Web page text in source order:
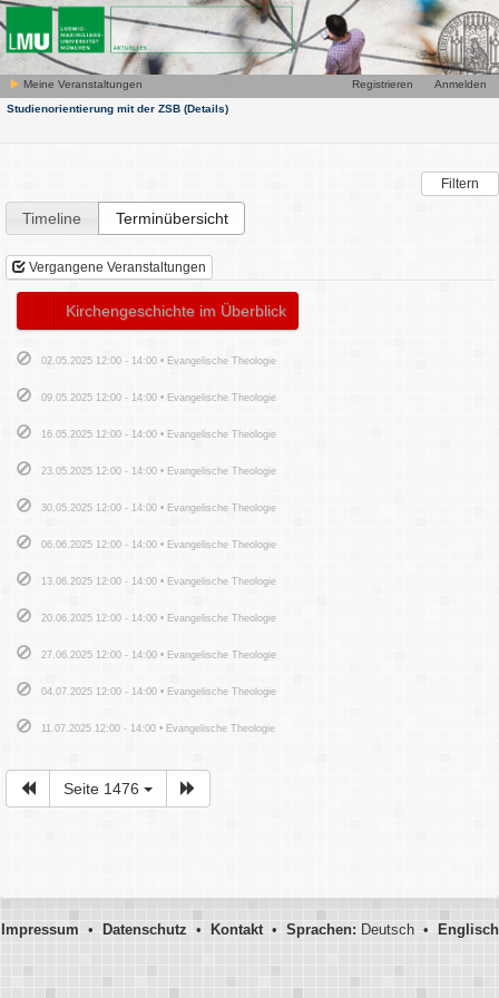
Meine Veranstaltungen Anmelden
Registrieren
Studienorientierung mit der ZSB (Details)
Filtern
Timeline Terminübersicht
Vergangene Veranstaltungen
Kirchengeschichte im Überblick
02.05.2025 12:00 - 14:00 • Evangelische Theologie
09.05.2025 12:00 - 14:00 • Evangelische Theologie
16.05.2025 12:00 - 14:00 • Evangelische Theologie
23.05.2025 12:00 - 14:00 • Evangelische Theologie
30.05.2025 12:00 - 14:00 • Evangelische Theologie
06.06.2025 12:00 - 14:00 • Evangelische Theologie
13.06.2025 12:00 - 14:00 • Evangelische Theologie
20.06.2025 12:00 - 14:00 • Evangelische Theologie
27.06.2025 12:00 - 14:00 • Evangelische Theologie
04.07.2025 12:00 - 14:00 • Evangelische Theologie
11.07.2025 12:00 - 14:00 • Evangelische Theologie
Seite 1476
Impressum • Datenschutz • Kontakt• Sprachen:Deutsch • Englisch